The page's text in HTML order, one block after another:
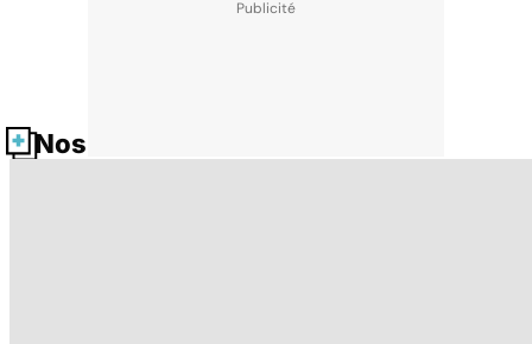
Nos fiches santé